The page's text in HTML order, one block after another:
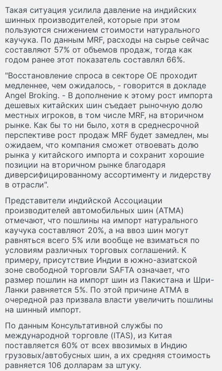
Такая ситуация усилила давление на индийских
шинных производителей, которые при этом
пользуются снижением стоимости натурального
каучука. По данным MRF, расходы на сырье сейчас
составляют 57% от объемов продаж, тогда как
годом ранее этот показатель составлял 66%.
"Восстановление спроса в секторе OE проходит
медленнее, чем ожидалось, - говорится в докладе
Angel Broking. - В дополнение к этому рост импорта
дешевых китайских шин съедает рыночную долю
местных игроков, в том числе MRF, на вторичном
рынке. Как бы то ни было, хотя в среднесрочной
перспективе рост продаж MRF будет замедлен, мы
ожидаем, что компания сможет отвоевать долю
рынка у китайского импорта и сохранит хорошие
позиции на вторичном рынке благодаря
диверсифицированному ассортименту и лидерству
в отрасли".
Представители индийской Ассоциации
производителей автомобильных шин (ATMA)
отмечают, что пошлины на импорт натурального
каучука составляют 20%, а на ввоз шин могут
равняться всего 5% или вообще не взиматься по
условиям различных торговых соглашений. К
примеру, присутствие Индии в южно-азиатской
зоне свободной торговли SAFTA означает, что
размер пошлин на импорт шин из Пакистана и Шри-
Ланки равняется 5%. По этой причине ATMA в
очередной раз призвала власти увеличить пошлины
на шинный импорт.
По данным Консультативной службы по
международной торговле (ITAS), из Китая
поставляется 60% от всех ввозимых в Индию
грузовых/автобусных шин, а их средняя стоимость
равняется 106 долларам за штуку.